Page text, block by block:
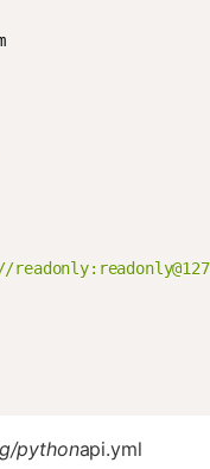
pythonapi.yml